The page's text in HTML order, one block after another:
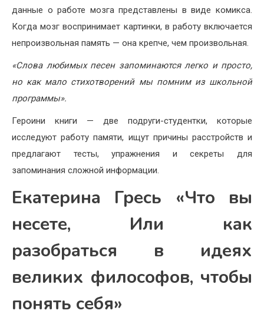
данные о работе мозга представлены в виде комикса.
Когда мозг воспринимает картинки, в работу включается
непроизвольная память — она крепче, чем произвольная.
«Слова любимых песен запоминаются легко и просто,
но как мало стихотворений мы помним из школьной
программы».
Героини книги — две подруги-студентки, которые
исследуют работу памяти, ищут причины расстройств и
предлагают тесты, упражнения и секреты для
запоминания сложной информации.
Екатерина Гресь «Что вы
несете, Или как
разобраться в идеях
великих философов, чтобы
понять себя»